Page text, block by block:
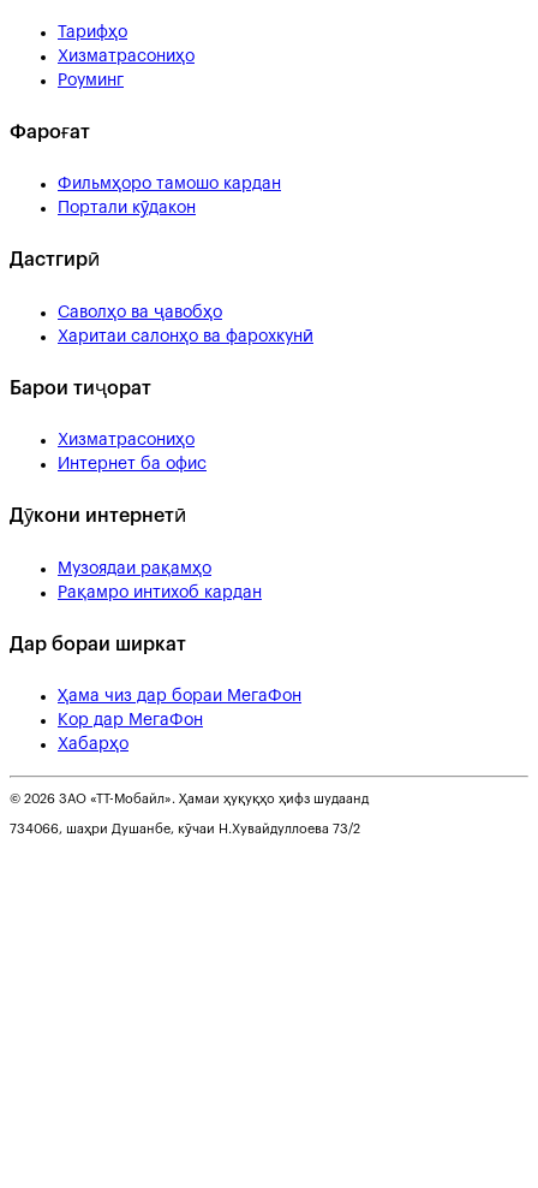
Тарифҳо
Хизматрасониҳо
Роуминг
Фароғат
Фильмҳоро тамошо кардан
Портали кӯдакон
Дастгирӣ
Саволҳо ва ҷавобҳо
Харитаи салонҳо ва фарохкунӣ
Барои тиҷорат
Хизматрасониҳо
Интернет ба офис
Дӯкони интернетӣ
Музоядаи рақамҳо
Рақамро интихоб кардан
Дар бораи ширкат
Ҳама чиз дар бораи МегаФон
Кор дар МегаФон
Хабарҳо
© 2026 ЗАО «ТТ-Мобайл». Ҳамаи ҳуқуқҳо ҳифз шудаанд
734066, шаҳри Душанбе, кӯчаи Н.Хувайдуллоева 73/2